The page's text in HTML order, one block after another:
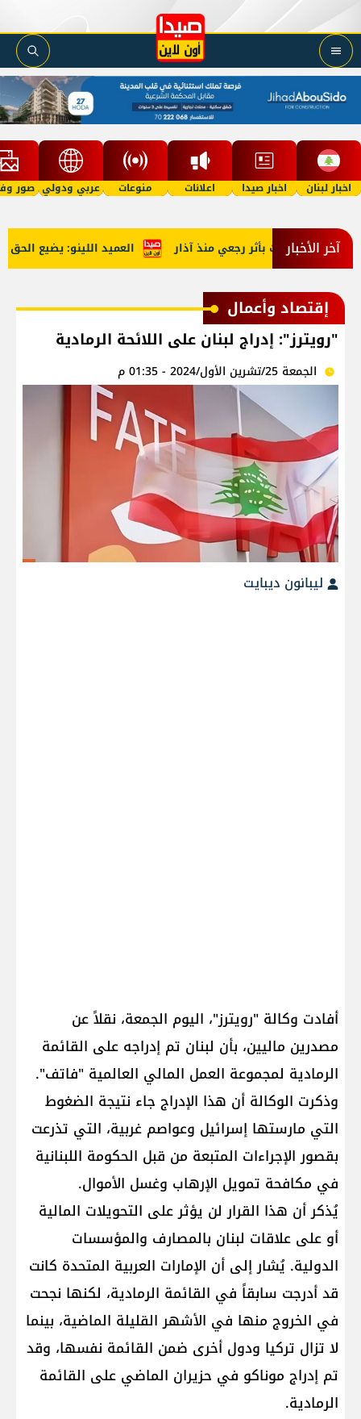
اخبار لبنان اخبار صيدا اعلانات منوعات عربي ودولي صور
آخر الأخبار العميد اللينو: يضيع الحق
إقتصاد وأعمال
"رويترز": إدراج لبنان على اللائحة الرمادية
الجمعة 25/تشرين الأول/2024 - 01:35 م
ليبانون ديبايت
أفادت وكالة "رويترز"، اليوم الجمعة، نقلاً عن
مصدرين ماليين، بأن لبنان تم إدراجه على القائمة
الرمادية لمجموعة العمل المالي العالمية "فاتف".
وذكرت الوكالة أن هذا الإدراج جاء نتيجة الضغوط
التي مارستها إسرائيل وعواصم غربية، التي تذرعت
بقصور الإجراءات المتبعة من قبل الحكومة اللبنانية
في مكافحة تمويل الإرهاب وغسل الأموال.
يُذكر أن هذا القرار لن يؤثر على التحويلات المالية
أو على علاقات لبنان بالمصارف والمؤسسات
الدولية. يُشار إلى أن الإمارات العربية المتحدة كانت
قد أدرجت سابقاً في القائمة الرمادية، لكنها نجحت
في الخروج منها في الأشهر القليلة الماضية، بينما
لا تزال تركيا ودول أخرى ضمن القائمة نفسها، وقد
تم إدراج موناكو في حزيران الماضي على القائمة
الرمادية.